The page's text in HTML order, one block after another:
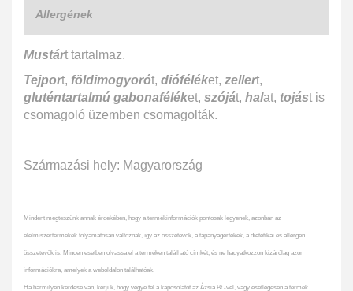
Allergének
Mustárt tartalmaz.
Tejport, földimogyorót, dióféléket, zellert,
gluténtartalmú gabonaféléket, szóját, halat, tojást is
csomagoló üzemben csomagolták.
Származási hely: Magyarország
Mindent megteszünk annak érdekében, hogy a termékinformációk pontosak legyenek, azonban az
élelmiszertermékek folyamatosan változnak, így az összetevők, a tápanyagértékek, a dietetikai és allergén
összetevők is. Minden esetben olvassa el a terméken található címkét, és ne hagyatkozzon kizárólag azon
információkra, amelyek a weboldalon találhatóak.
Ha bármilyen kérdése van, kérjük, hogy vegye fel a kapcsolatot az Ázsia Bt.-vel, vagy esetlegesen a termék